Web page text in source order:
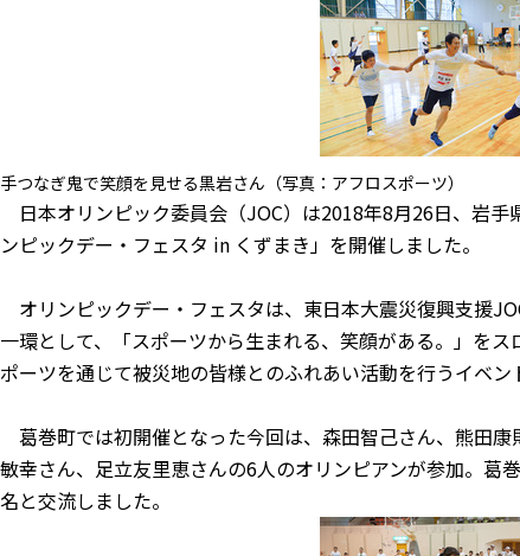
手つなぎ鬼で笑顔を見せる黒岩さん（写真：アフロスポーツ）
日本オリンピック委員会（JOC）は2018年8月26日、岩手
ンピックデー・フェスタ in くずまき」を開催しました。
オリンピックデー・フェスタは、東日本大震災復興支援
一環として、「スポーツから生まれる、笑顔がある。」を
ポーツを通じて被災地の皆様とのふれあい活動を行うイベン
葛巻町では初開催となった今回は、森田智己さん、熊田
敏幸さん、足立友里恵さんの6人のオリンピアンが参加。葛
名と交流しました。